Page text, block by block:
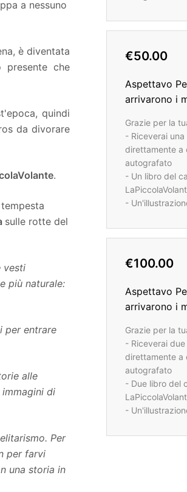
a nessuno
è diventata
presente che
quindi
da divorare
.
sulle rotte del
vesti
più naturale:
per entrare
alle
di
Per
per farvi
una storia in
€50.00
Aspettavo
arrivarono i
Grazie per la
- Riceverai
direttamente a
autografato
- Un libro del
-
€100.00
Aspettavo
arrivarono i
Grazie per la
- Riceverai
direttamente a
autografato
- Due libro del
-